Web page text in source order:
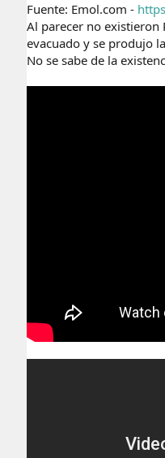
Fuente: Emol.com -
Al parecer no existieron
evacuado y se produjo
No se sabe de la